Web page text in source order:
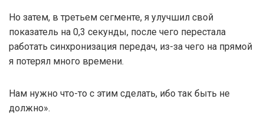
Но затем, в третьем сегменте, я улучшил свой
показатель на 0,3 секунды, после чего перестала
работать синхронизация передач, из-за чего на прямой
я потерял много времени.
Нам нужно что-то с этим сделать, ибо так быть не
должно».